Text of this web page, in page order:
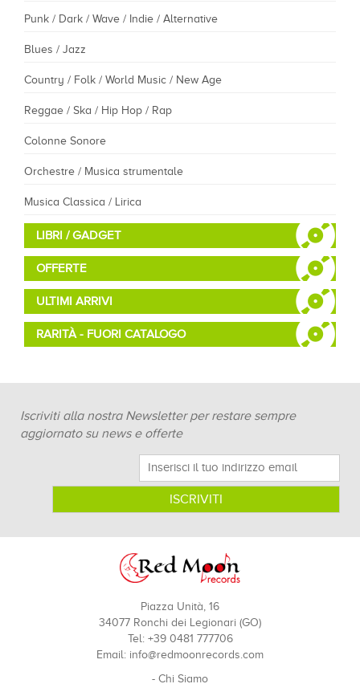
Punk / Dark / Wave / Indie / Alternative
Blues / Jazz
Country / Folk / World Music / New Age
Reggae / Ska / Hip Hop / Rap
Colonne Sonore
Orchestre / Musica strumentale
Musica Classica / Lirica
LIBRI / GADGET
OFFERTE
ULTIMI ARRIVI
RARITÀ - FUORI CATALOGO
Iscriviti alla nostra Newsletter per restare sempre
aggiornato su news e offerte
Piazza Unità, 16
34077 Ronchi dei Legionari (GO)
Tel: +39 0481 777706
Email: info@redmoonrecords.com
- Chi Siamo